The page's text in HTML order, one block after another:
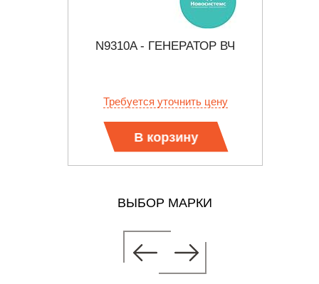
N9310A - ГЕНЕРАТОР ВЧ
Требуется уточнить цену
В корзину
ВЫБОР МАРКИ